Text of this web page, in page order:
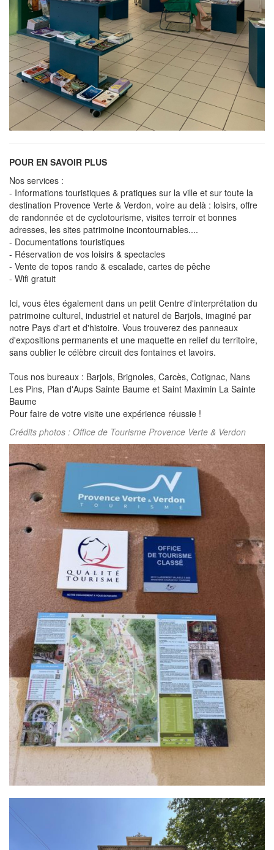
POUR EN SAVOIR PLUS
Nos services :
- Informations touristiques & pratiques sur la ville et sur toute la
destination Provence Verte & Verdon, voire au delà : loisirs, offre
de randonnée et de cyclotourisme, visites terroir et bonnes
adresses, les sites patrimoine incontournables....
- Documentations touristiques
- Réservation de vos loisirs & spectacles
- Vente de topos rando & escalade, cartes de pêche
- Wifi gratuit
Ici, vous êtes également dans un petit Centre d'interprétation du
patrimoine culturel, industriel et naturel de Barjols, imaginé par
notre Pays d'art et d'histoire. Vous trouverez des panneaux
d'expositions permanents et une maquette en relief du territoire,
sans oublier le célèbre circuit des fontaines et lavoirs.
Tous nos bureaux : Barjols, Brignoles, Carcès, Cotignac, Nans
Les Pins, Plan d'Aups Sainte Baume et Saint Maximin La Sainte
Baume
Pour faire de votre visite une expérience réussie !
Crédits photos : Office de Tourisme Provence Verte & Verdon